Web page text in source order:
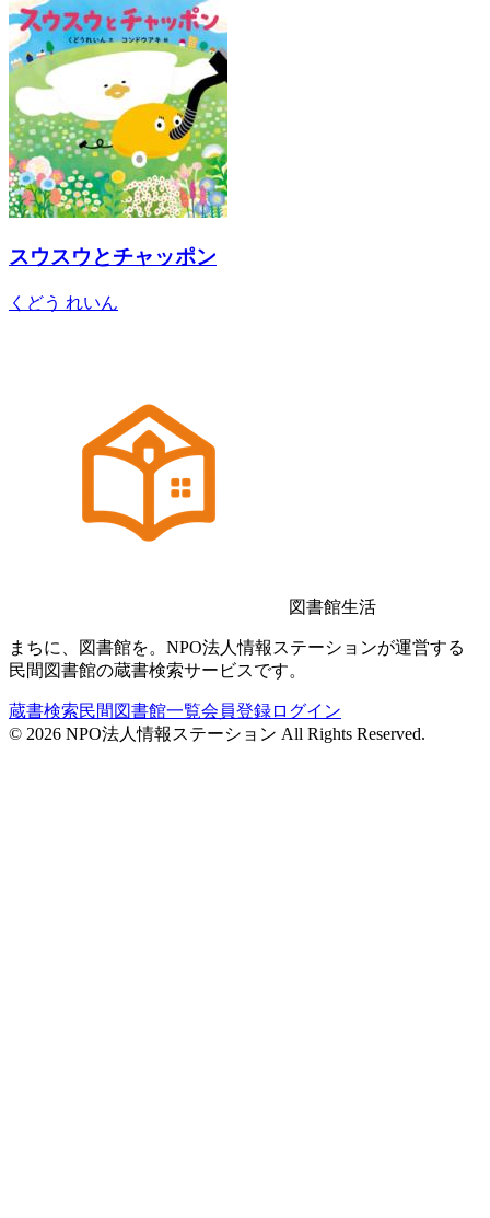
スウスウとチャッポン
くどう れいん
図書館生活
まちに、図書館を。NPO法人情報ステーションが運営する
民間図書館の蔵書検索サービスです。
蔵書検索民間図書館一覧会員登録ログイン
© 2026 NPO法人情報ステーション All Rights Reserved.